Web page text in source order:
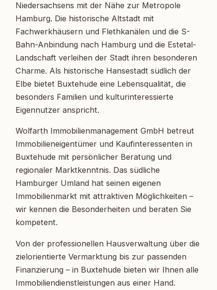
Niedersachsens mit der Nähe zur Metropole
Hamburg. Die historische Altstadt mit
Fachwerkhäusern und Flethkanälen und die S-
Bahn-Anbindung nach Hamburg und die Estetal-
Landschaft verleihen der Stadt ihren besonderen
Charme. Als historische Hansestadt südlich der
Elbe bietet Buxtehude eine Lebensqualität, die
besonders Familien und kulturinteressierte
Eigennutzer anspricht.
Wolfarth Immobilienmanagement GmbH betreut
Immobilieneigentümer und Kaufinteressenten in
Buxtehude mit persönlicher Beratung und
regionaler Marktkenntnis. Das südliche
Hamburger Umland hat seinen eigenen
Immobilienmarkt mit attraktiven Möglichkeiten –
wir kennen die Besonderheiten und beraten Sie
kompetent.
Von der professionellen Hausverwaltung über die
zielorientierte Vermarktung bis zur passenden
Finanzierung – in Buxtehude bieten wir Ihnen alle
Immobiliendienstleistungen aus einer Hand.